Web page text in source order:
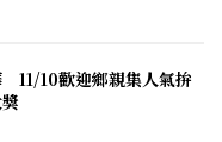
11/10歡迎鄉親集人氣拚